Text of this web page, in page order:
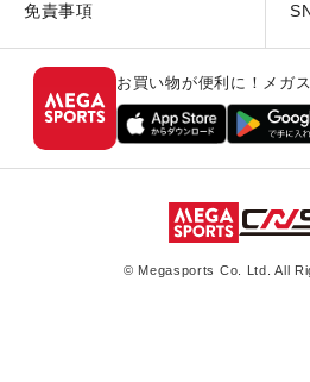
免責事項
お買い物が便利に！メガ
© Megasports Co. Ltd. All